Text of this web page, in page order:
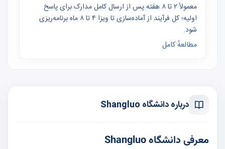
معمولاً ۲ تا ۸ هفته پس از ارسال کامل مدارک برای پاسخ
اولیه؛ کل فرآیند از آماده‌سازی تا ویزا ۴ تا ۸ ماه برنامه‌ریزی
شود.
مطالعهٔ کامل
درباره دانشگاه Shangluo
معرفی دانشگاه Shangluo